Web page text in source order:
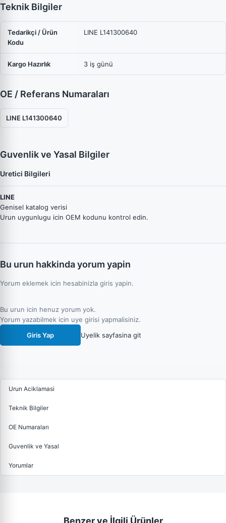
Teknik Bilgiler
Tedarikçi / Ürün
Kodu
LINE L141300640
Kargo Hazırlık 3 iş günü
OE / Referans Numaraları
LINE L141300640
Guvenlik ve Yasal Bilgiler
Uretici Bilgileri
LINE
Genisel katalog verisi
Urun uygunlugu icin OEM kodunu kontrol edin.
Bu urun hakkinda yorum yapin
Yorum eklemek icin hesabinizla giris yapin.
Bu urun icin henuz yorum yok.
Yorum yazabilmek icin uye girisi yapmalisiniz.
Giris Yap
Uyelik sayfasina git
Urun Aciklamasi
Teknik Bilgiler
OE Numaraları
Guvenlik ve Yasal
Yorumlar
Benzer ve İlgili Ürünler